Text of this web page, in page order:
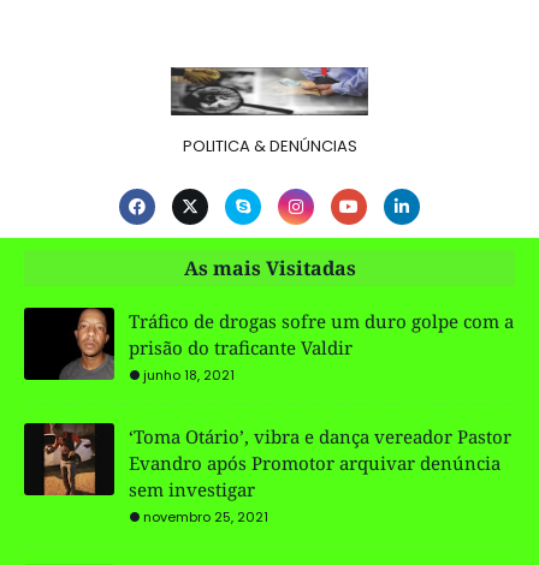
POLITICA & DENÚNCIAS
As mais Visitadas
Tráfico de drogas sofre um duro golpe com a
prisão do traficante Valdir
junho 18, 2021
‘Toma Otário’, vibra e dança vereador Pastor
Evandro após Promotor arquivar denúncia
sem investigar
novembro 25, 2021